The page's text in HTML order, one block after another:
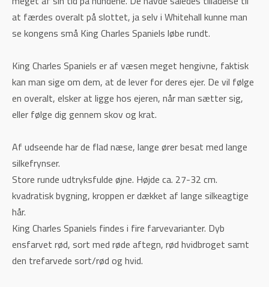
at færdes overalt på slottet, ja selv i Whitehall kunne man
se kongens små King Charles Spaniels løbe rundt.
King Charles Spaniels er af væsen meget hengivne, faktisk
kan man sige om dem, at de lever for deres ejer. De vil følge
en overalt, elsker at ligge hos ejeren, når man sætter sig,
eller følge dig gennem skov og krat.
Af udseende har de flad næse, lange ører besat med lange
silkefrynser.
Store runde udtryksfulde øjne. Højde ca. 27-32 cm.
kvadratisk bygning, kroppen er dækket af lange silkeagtige
hår.
King Charles Spaniels findes i fire farvevarianter. Dyb
ensfarvet rød, sort med røde aftegn, rød hvidbroget samt
den trefarvede sort/rød og hvid.